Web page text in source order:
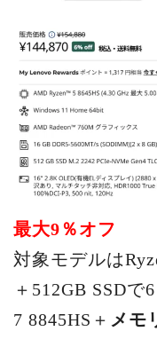
最大9％オフ
対象モデルは
＋512GB SSDで
7 8845HS＋ メモ